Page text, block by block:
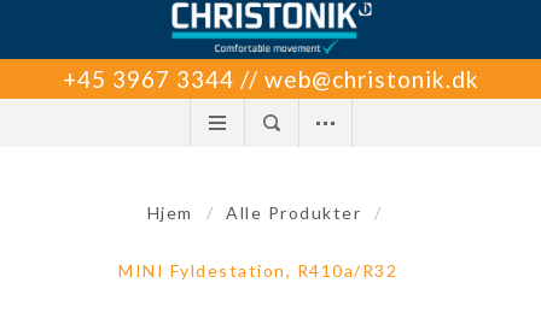
+45 3967 3344 // web@christonik.dk
Hjem / Alle Produkter /
MINI Fyldestation, R410a/R32